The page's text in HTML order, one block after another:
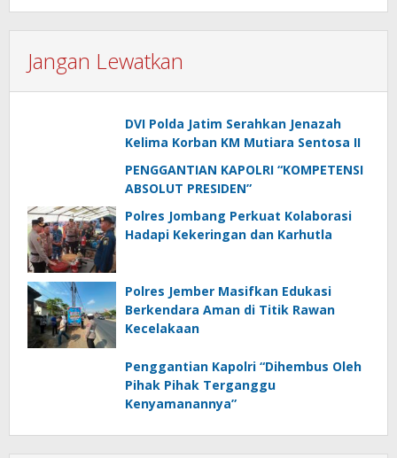
Jangan Lewatkan
DVI Polda Jatim Serahkan Jenazah
Kelima Korban KM Mutiara Sentosa II
PENGGANTIAN KAPOLRI “KOMPETENSI
ABSOLUT PRESIDEN”
Polres Jombang Perkuat Kolaborasi
Hadapi Kekeringan dan Karhutla
Polres Jember Masifkan Edukasi
Berkendara Aman di Titik Rawan
Kecelakaan
Penggantian Kapolri “Dihembus Oleh
Pihak Pihak Terganggu
Kenyamanannya”